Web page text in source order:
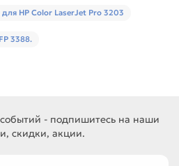
HP Color LaserJet Pro 3203
3388.
событий - подпишитесь на наши
скидки, акции.